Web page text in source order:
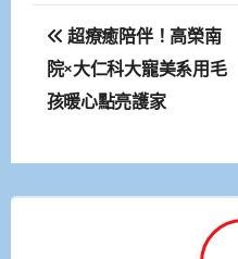
文
章
導
覽
超療癒陪伴！高榮南
院×大仁科大寵美系用毛
孩暖心點亮護家